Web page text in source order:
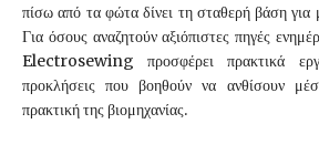
πίσω από τα φώτα δίνει τη σταθερή βάση για
Για όσους αναζητούν αξιόπιστες πηγές
Electrosewing προσφέρει πρακτικά
προκλήσεις που βοηθούν να ανθίσουν
πρακτική της βιομηχανίας.